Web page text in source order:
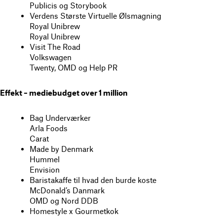
Publicis og Storybook
Verdens Største Virtuelle Ølsmagning
Royal Unibrew
Royal Unibrew
Visit The Road
Volkswagen
Twenty, OMD og Help PR
Effekt – mediebudget over 1 million
Bag Underværker
Arla Foods
Carat
Made by Denmark
Hummel
Envision
Baristakaffe til hvad den burde koste
McDonald’s Danmark
OMD og Nord DDB
Homestyle x Gourmetkok